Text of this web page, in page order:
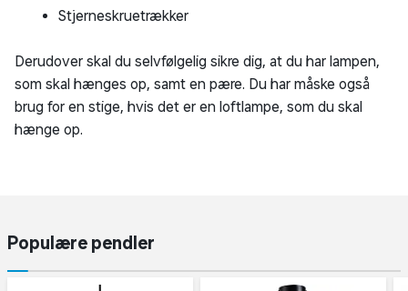
Stjerneskruetrækker
Derudover skal du selvfølgelig sikre dig, at du har lampen,
som skal hænges op, samt en pære. Du har måske også
brug for en stige, hvis det er en loftlampe, som du skal
hænge op.
Populære pendler